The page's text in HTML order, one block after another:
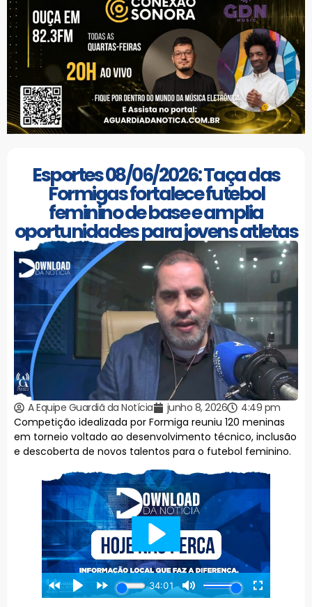
Esportes 08/06/2026: Taça das
Formigas fortalece futebol
feminino de base e amplia
oportunidades para jovens atletas
A Equipe Guardiã da Notícia junho 8, 2026
4:49 pm
Competição idealizada por Formiga reuniu 120 meninas
em torneio voltado ao desenvolvimento técnico, inclusão
e descoberta de novos talentos para o futebol feminino.